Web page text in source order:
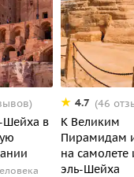
в
4.7 (46
К Великим
Пирамидам
на
эль-Шейха